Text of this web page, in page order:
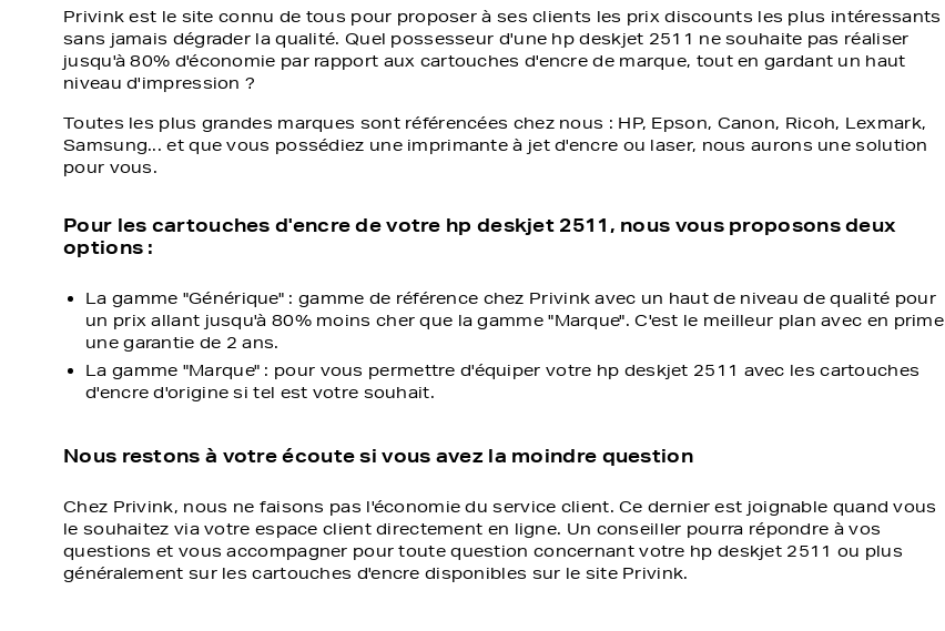
Privink est le site connu de tous pour proposer à ses clients les prix discounts les plus intéressants
sans jamais dégrader la qualité. Quel possesseur d'une hp deskjet 2511 ne souhaite pas réaliser
jusqu'à 80% d'économie par rapport aux cartouches d'encre de marque, tout en gardant un haut
niveau d'impression ?
Toutes les plus grandes marques sont référencées chez nous : HP, Epson, Canon, Ricoh, Lexmark,
Samsung... et que vous possédiez une imprimante à jet d'encre ou laser, nous aurons une solution
pour vous.
Pour les cartouches d'encre de votre hp deskjet 2511, nous vous proposons deux
options :
La gamme "Générique" : gamme de référence chez Privink avec un haut de niveau de qualité pour
un prix allant jusqu'à 80% moins cher que la gamme "Marque". C'est le meilleur plan avec en prime
une garantie de 2 ans.
La gamme "Marque" : pour vous permettre d'équiper votre hp deskjet 2511 avec les cartouches
d'encre d'origine si tel est votre souhait.
Nous restons à votre écoute si vous avez la moindre question
Chez Privink, nous ne faisons pas l'économie du service client. Ce dernier est joignable quand vous
le souhaitez via votre espace client directement en ligne. Un conseiller pourra répondre à vos
questions et vous accompagner pour toute question concernant votre hp deskjet 2511 ou plus
généralement sur les cartouches d'encre disponibles sur le site Privink.